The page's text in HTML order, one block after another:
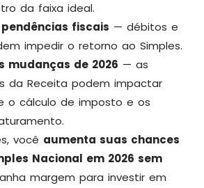
da faixa ideal.
fiscais — débitos e
impedir o retorno ao Simples.
mudanças de 2026 — as
da Receita podem impactar
o cálculo de imposto e os
você aumenta suas chances
Nacional em 2026 sem
margem para investir em